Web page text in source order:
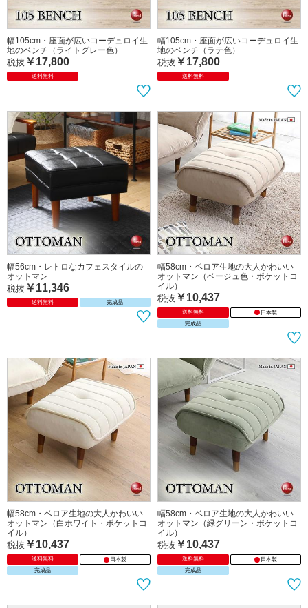
幅105cm・座面が広いコーデュロイ生
地のベンチ（ライトグレー色）
税抜 ￥17,800
送料無料
幅105cm・座面が広いコーデュロイ生
地のベンチ（ラテ色）
税抜 ￥17,800
送料無料
幅56cm・レトロなカフェスタイルの
オットマン
税抜 ￥11,346
送料無料 完成品
幅58cm・ベロア生地の大人かわいい
オットマン（ベージュ色・ポケットコ
イル）
税抜 ￥10,437
送料無料
日本製
完成品
幅58cm・ベロア生地の大人かわいい
オットマン（白ホワイト・ポケットコ
イル）
税抜 ￥10,437
送料無料
日本製
完成品
幅58cm・ベロア生地の大人かわいい
オットマン（緑グリーン・ポケットコ
イル）
税抜 ￥10,437
送料無料
日本製
完成品